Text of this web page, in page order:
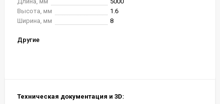
Высота, мм
1.6
Ширина, мм
8
Другие
Техническая документация и 3D: